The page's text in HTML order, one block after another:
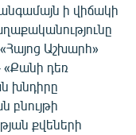
ի վիճակի
Աշխարհ»
«Քանի դեռ
խնդիրը
բնույթի
քվեների